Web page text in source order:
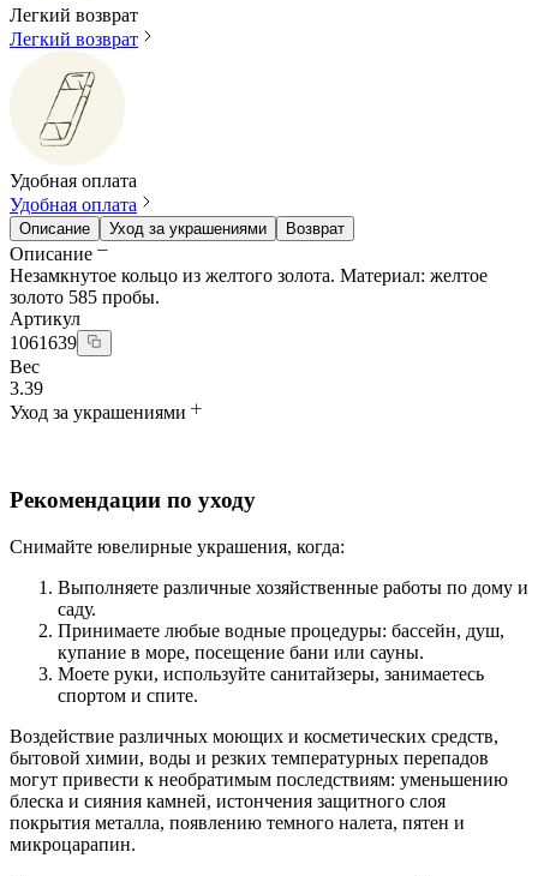
Легкий возврат
Легкий возврат
Удобная оплата
Удобная оплата
Описание Уход за украшениями Возврат
Описание
Незамкнутое кольцо из желтого золота. Материал: желтое
золото 585 пробы.
Артикул
1061639
Вес
3.39
Уход за украшениями
Рекомендации по уходу
Снимайте ювелирные украшения, когда:
Выполняете различные хозяйственные работы по дому и
саду.
Принимаете любые водные процедуры: бассейн, душ,
купание в море, посещение бани или сауны.
Моете руки, используйте санитайзеры, занимаетесь
спортом и спите.
Воздействие различных моющих и косметических средств,
бытовой химии, воды и резких температурных перепадов
могут привести к необратимым последствиям: уменьшению
блеска и сияния камней, истончения защитного слоя
покрытия металла, появлению темного налета, пятен и
микроцарапин.